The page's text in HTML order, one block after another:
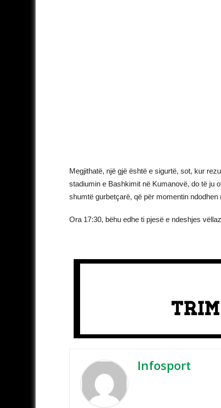
Megjithatë, një gjë është e sigurtë, sot, kur
stadiumin e Bashkimit në Kumanovë, do të ju
shumtë gurbetçarë, që për momentin ndodhen
Ora 17:30, bëhu edhe ti pjesë e ndeshjes
Infosport